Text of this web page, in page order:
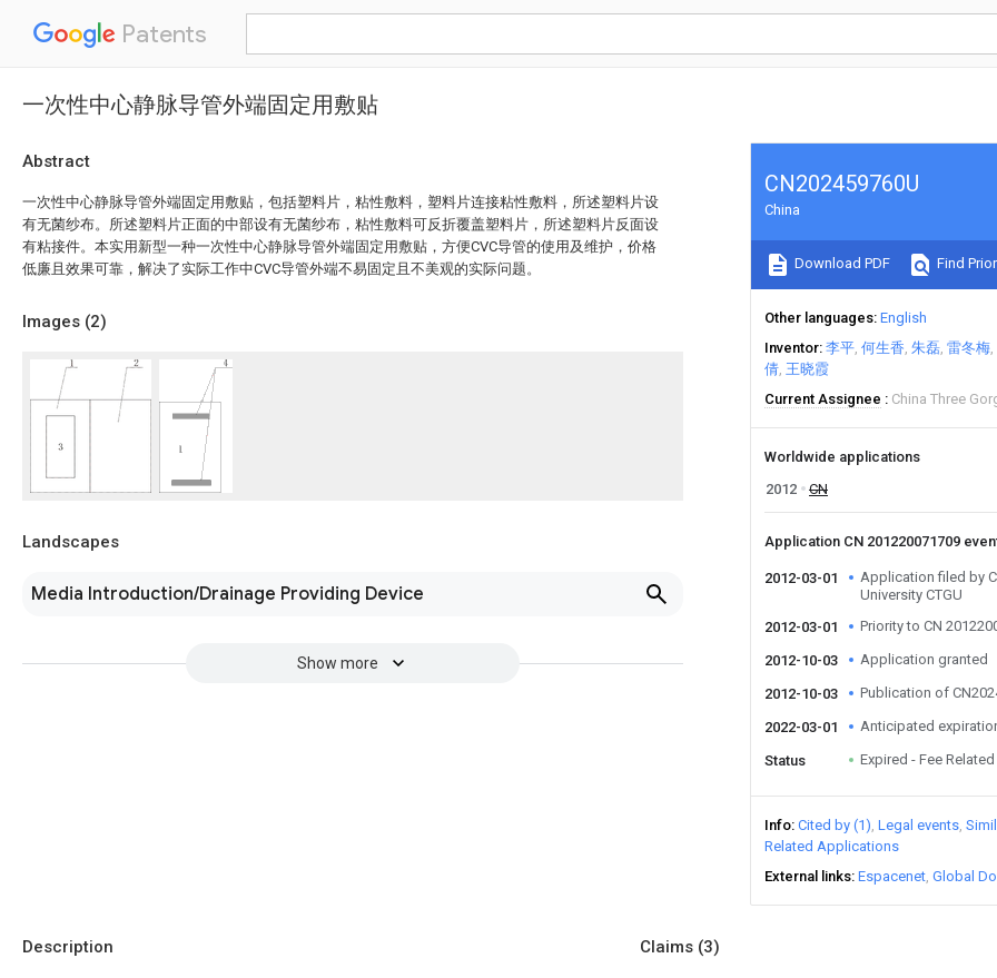
Patents
一次性中心静脉导管外端固定用敷贴
Abstract
一次性中心静脉导管外端固定用敷贴，包括塑料片，粘性敷料，塑料片连接粘性敷料，所述塑料片设
有无菌纱布。所述塑料片正面的中部设有无菌纱布，粘性敷料可反折覆盖塑料片，所述塑料片反面设
有粘接件。本实用新型一种一次性中心静脉导管外端固定用敷贴，方便CVC导管的使用及维护，价格
低廉且效果可靠，解决了实际工作中CVC导管外端不易固定且不美观的实际问题。
Images (2)
Landscapes
Media Introduction/Drainage Providing Device
Show more
CN202459760U
China
Download PDF Find
Other languages English
Inventor 李平 何生香 朱磊 雷冬梅
倩 王晓霞
Current Assignee
China Three
Worldwide applications
2012
CN
Application CN 201220071709
2012-03-01
Application filed by
University CTGU
2012-03-01
Priority to CN
2012-10-03 Application granted
2012-10-03 Publication of
2022-03-01 Anticipated
Status Expired - Fee Related
Info Cited by (1) Legal events
Related Applications
External links Espacenet Global
Description Claims (3)